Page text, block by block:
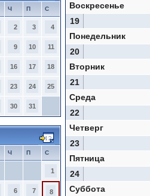
Ч П С
2 3 4
9 10 11
16 17 18
23 24 25
30 31
Ч П С
1
6 7 8
Воскресенье
19
Понедельник
20
Вторник
21
Среда
22
Четверг
23
Пятница
24
Суббота